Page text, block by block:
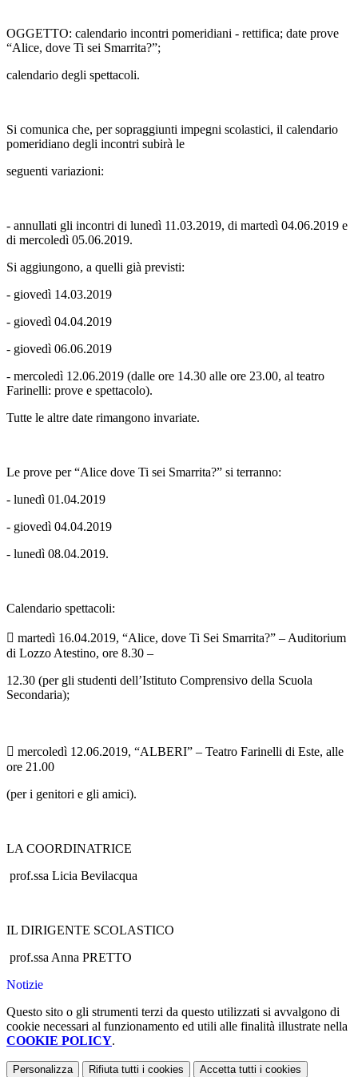
OGGETTO: calendario incontri pomeridiani - rettifica; date prove
“Alice, dove Ti sei Smarrita?”;
calendario degli spettacoli.
Si comunica che, per sopraggiunti impegni scolastici, il calendario
pomeridiano degli incontri subirà le
seguenti variazioni:
- annullati gli incontri di lunedì 11.03.2019, di martedì 04.06.2019 e
di mercoledì 05.06.2019.
Si aggiungono, a quelli già previsti:
- giovedì 14.03.2019
- giovedì 04.04.2019
- giovedì 06.06.2019
- mercoledì 12.06.2019 (dalle ore 14.30 alle ore 23.00, al teatro
Farinelli: prove e spettacolo).
Tutte le altre date rimangono invariate.
Le prove per “Alice dove Ti sei Smarrita?” si terranno:
- lunedì 01.04.2019
- giovedì 04.04.2019
- lunedì 08.04.2019.
Calendario spettacoli:
 martedì 16.04.2019, “Alice, dove Ti Sei Smarrita?” – Auditorium
di Lozzo Atestino, ore 8.30 –
12.30 (per gli studenti dell’Istituto Comprensivo della Scuola
Secondaria);
 mercoledì 12.06.2019, “ALBERI” – Teatro Farinelli di Este, alle
ore 21.00
(per i genitori e gli amici).
LA COORDINATRICE
prof.ssa Licia Bevilacqua
IL DIRIGENTE SCOLASTICO
prof.ssa Anna PRETTO
Notizie
Questo sito o gli strumenti terzi da questo utilizzati si avvalgono di
cookie necessari al funzionamento ed utili alle finalità illustrate nella
COOKIE POLICY.
Personalizza Rifiuta tutti i cookies Accetta tutti i cookies